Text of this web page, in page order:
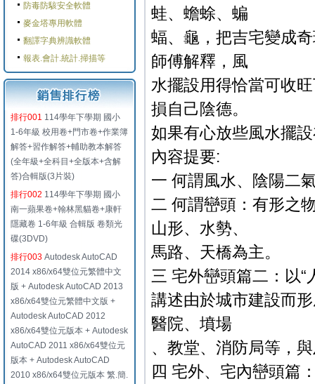
防毒防駭安全軟體
麥金塔專用軟體
翻譯字典辨識軟體
報表.會計.統計.掃描等
排行001 114學年下學期 國小
1-6年級 校用卷+門市卷+作業簿
解答+習作解答+輔助教本解答
(全年級+全科目+全版本+含解
答)合輯版(3片裝)
排行002 114學年下學期 國小
南一蘋果卷+翰林黑貓卷+康軒
隱藏卷 1-6年級 合輯版 卷類光
碟(3DVD)
排行003 Autodesk AutoCAD
2014 x86/x64雙位元繁體中文
版 + Autodesk AutoCAD 2013
x86/x64雙位元繁體中文版 +
Autodesk AutoCAD 2012
x86/x64雙位元版本 + Autodesk
AutoCAD 2011 x86/x64雙位元
版本 + Autodesk AutoCAD
2010 x86/x64雙位元版本 繁.簡.
蛙、蟾蜍、蝙
蝠、龜，把吉宅變成
師傅解釋，風
水擺設用得恰當可收
損自己陰德。
如果有心放些風水擺
內容提要:
一 何謂風水、陰陽二
二 何謂巒頭：有形之
山形、水勢、
馬路、天橋為主。
三 宅外巒頭篇二：以“
講述由於城市建設而
醫院、墳場
、教堂、消防局等，
四 宅外、宅內巒頭篇